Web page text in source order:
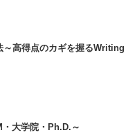
高得点のカギを握るWriting
大学院・Ph.D.～